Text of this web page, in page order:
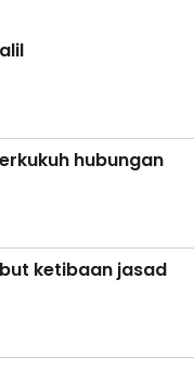
hubungan
ketibaan jasad